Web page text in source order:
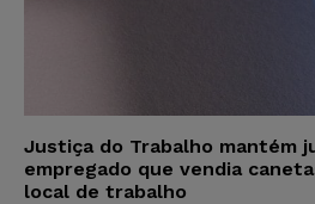
Justiça do Trabalho mantém
empregado que vendia
local de trabalho